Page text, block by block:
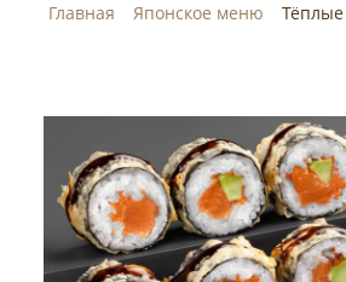
Главная Японское меню